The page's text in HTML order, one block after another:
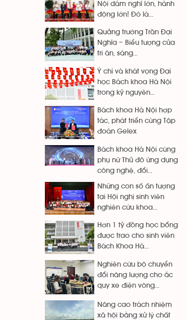
Nội dám nghĩ lớn, hành
động lớn! Đó là...
Quảng trường Trần Đại
Nghĩa – Biểu tượng của
tri ân, sáng...
Ý chí và khát vọng Đại
học Bách khoa Hà Nội
trong kỷ nguyên...
Bách khoa Hà Nội hợp
tác, phát triển cùng Tập
đoàn Gelex
Bách khoa Hà Nội cùng
phụ nữ Thủ đô ứng dụng
công nghệ, đổi...
Những con số ấn tượng
tại Hội nghị sinh viên
nghiên cứu khoa...
Hơn 1 tỷ đồng học bổng
được trao cho sinh viên
Bách Khoa Hà...
Nghiên cứu bộ chuyển
đổi năng lượng cho ắc
quy xe điện vòng...
Nâng cao trách nhiệm
xã hội bằng xử lý chất